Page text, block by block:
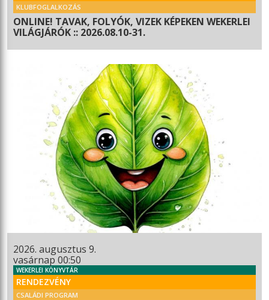
KLUBFOGLALKOZÁS
ONLINE! TAVAK, FOLYÓK, VIZEK KÉPEKEN WEKERLEI
VILÁGJÁRÓK :: 2026.08.10-31.
2026. augusztus 9.
vasárnap 00:50
WEKERLEI KÖNYVTÁR
RENDEZVÉNY
CSALÁDI PROGRAM